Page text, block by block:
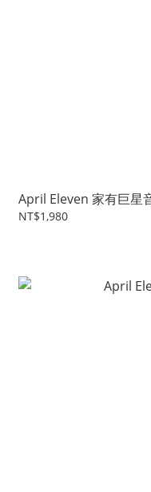
April Eleven 家有巨星
NT$1,980